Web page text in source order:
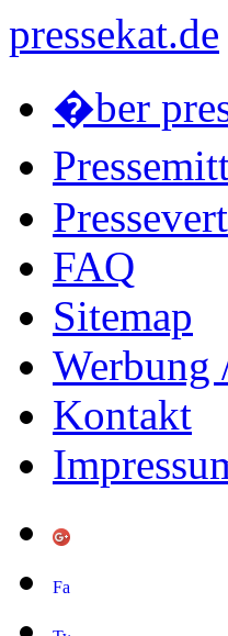
pressekat.de
�ber
FAQ
Sitemap
Werbung
Kontakt